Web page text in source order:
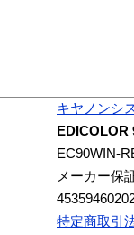
キヤノンシ
EC90WIN-
メーカー保
特定商取引